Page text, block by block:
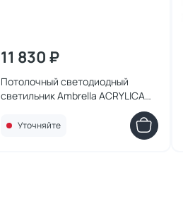
11 830 ₽
Потолочный светодиодный
светильник Ambrella ACRYLICA
Уточняйте